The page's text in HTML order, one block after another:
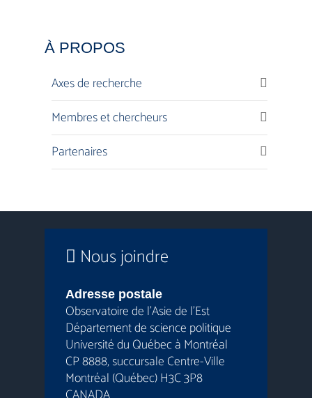
À PROPOS
Axes de recherche
Membres et chercheurs
Partenaires
Nous joindre
Adresse postale
Observatoire de l’Asie de l’Est
Département de science politique
Université du Québec à Montréal
CP 8888, succursale Centre-Ville
Montréal (Québec) H3C 3P8